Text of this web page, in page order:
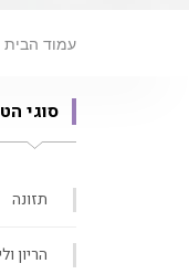
עמוד הבית
סוגי
תזונה
הריון